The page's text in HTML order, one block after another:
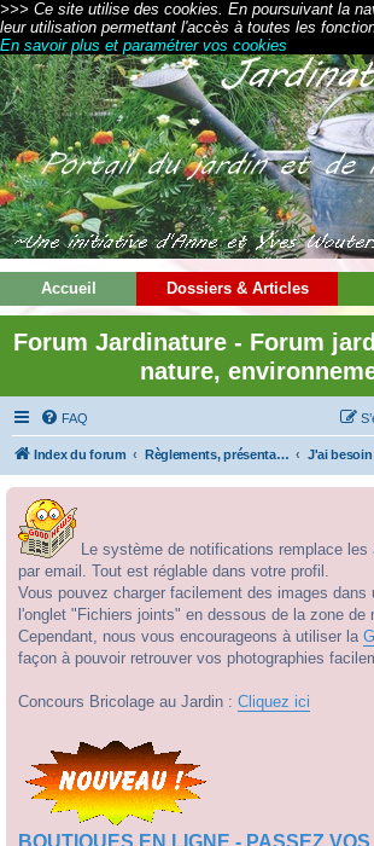
>>> Ce site utilise des cookies. En poursuivant la
leur utilisation permettant l'accès à toutes les
En savoir plus et paramétrer vos cookies
Accueil Dossiers & Articles
Forum Jardinature - Forum
nature,
FAQ
Index du forum Règlements, présentations et modes d'emploi J'ai
Le système de notifications remplace les
par email. Tout est réglable dans votre profil.
Vous pouvez charger facilement des images dans
l'onglet "Fichiers joints" en dessous de la zone de
Cependant, nous vous encourageons à utiliser la
façon à pouvoir retrouver vos photographies
Concours Bricolage au Jardin : Cliquez ici
BOUTIQUES EN LIGNE - PASSEZ VOS